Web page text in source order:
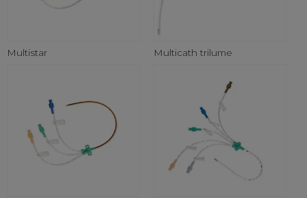
Multistar Multicath trilume